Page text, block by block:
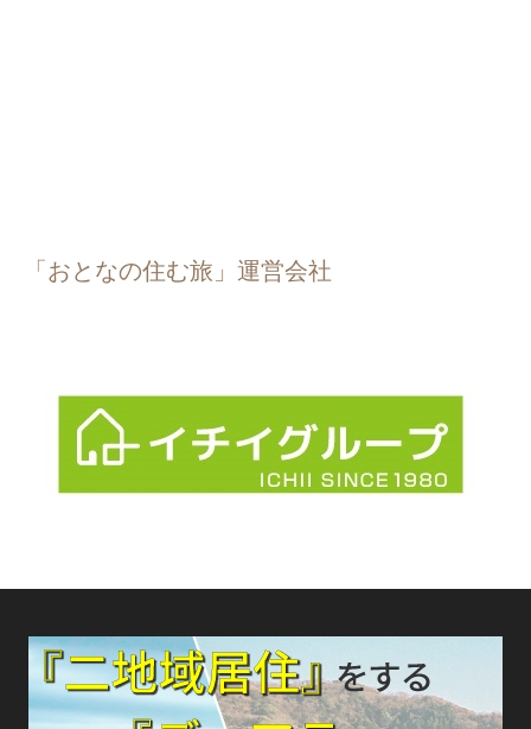
「おとなの住む旅」運営会社